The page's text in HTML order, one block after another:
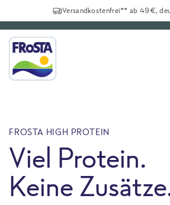
Versandkostenfrei** ab 49€,
FROSTA HIGH PROTEIN
Viel Protein.
Keine